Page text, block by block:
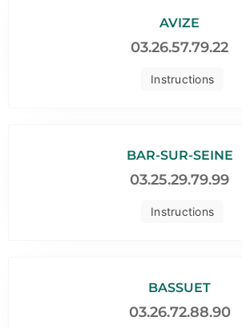
Instructions
AVIZE
03.26.57.79.22
Instructions
BAR-SUR-SEINE
03.25.29.79.99
BASSUET
03.26.72.88.90